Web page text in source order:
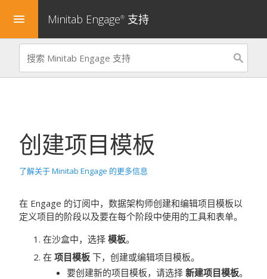
menu Minitab Engage® 支持
创建项目模板
了解关于 Minitab Engage 的更多信息
在 Engage 的订阅中，数据架构师创建和编辑项目模板以
定义项目的阶段以及要在每个阶段中使用的工具和表单。
在沙盒中，选择 模板。
在 项目模板 下，创建或编辑项目模板。
要创建新的项目模板，请选择 新建项目模板。